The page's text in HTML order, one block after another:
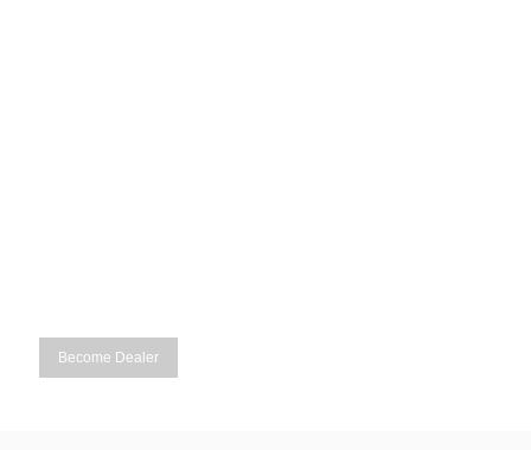
Become Dealer